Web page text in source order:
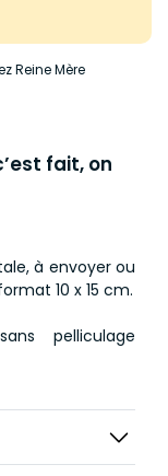
Reine Mère
fait, on
à envoyer ou
10 x 15 cm.
pelliculage